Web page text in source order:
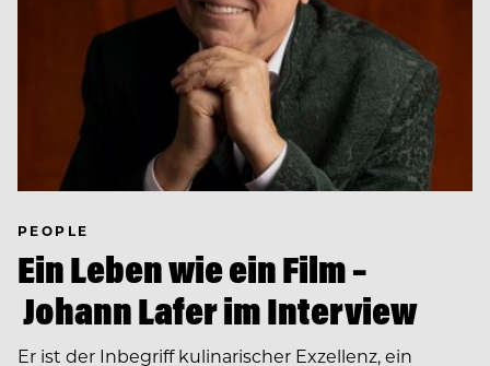
PEOPLE
Ein Leben wie ein Film –
Johann Lafer im Interview
Er ist der Inbegriff kulinarischer Exzellenz, ein